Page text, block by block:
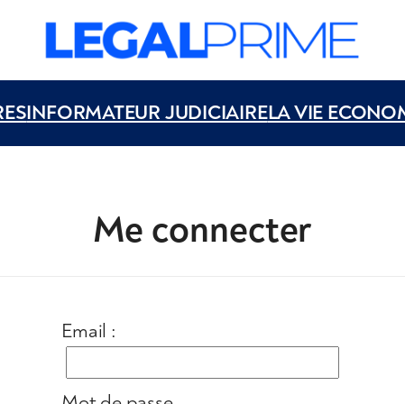
INFORMATEUR JUDICIAIRELA VIE
Me connecter
Email :